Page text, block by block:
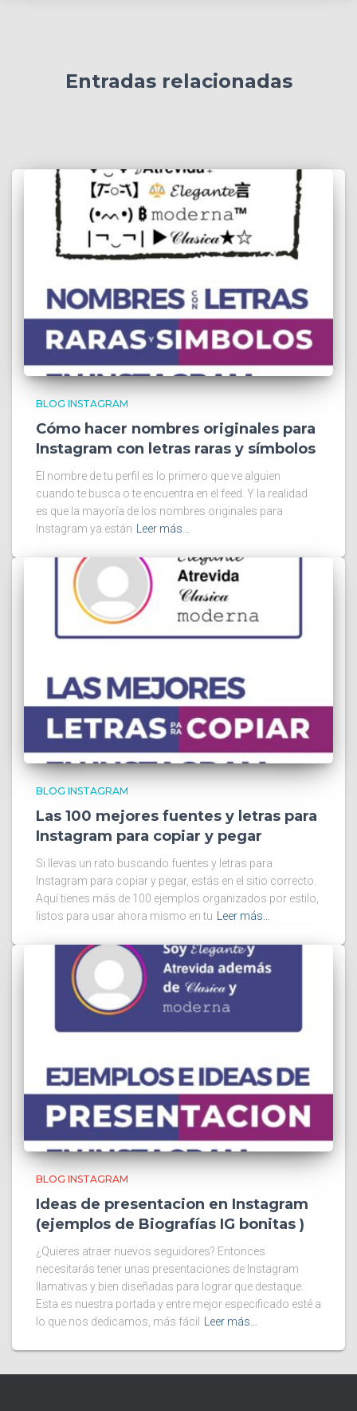
Entradas relacionadas
BLOG INSTAGRAM
Cómo hacer nombres originales para
Instagram con letras raras y símbolos
El nombre de tu perfil es lo primero que ve alguien
cuando te busca o te encuentra en el feed. Y la realidad
es que la mayoría de los nombres originales para
Instagram ya están
Leer más…
BLOG INSTAGRAM
Las 100 mejores fuentes y letras para
Instagram para copiar y pegar
Si llevas un rato buscando fuentes y letras para
Instagram para copiar y pegar, estás en el sitio correcto.
Aquí tienes más de 100 ejemplos organizados por estilo,
listos para usar ahora mismo en tu Leer más…
BLOG INSTAGRAM
Ideas de presentacion en Instagram
(ejemplos de Biografías IG bonitas )
¿Quieres atraer nuevos seguidores? Entonces
necesitarás tener unas presentaciones de Instagram
llamativas y bien diseñadas para lograr que destaque.
Esta es nuestra portada y entre mejor especificado esté a
lo que nos dedicamos, más fácil
Leer más…